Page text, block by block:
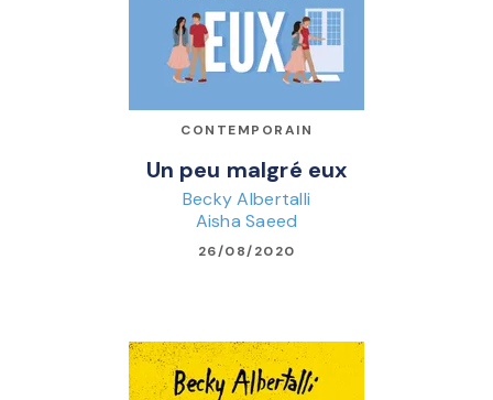
CONTEMPORAIN
Un peu malgré eux
Becky Albertalli
Aisha Saeed
26/08/2020